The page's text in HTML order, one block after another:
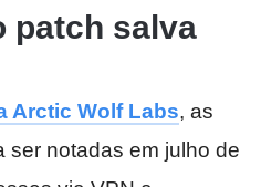
patch salva
Arctic Wolf Labs, as
ser notadas em julho de